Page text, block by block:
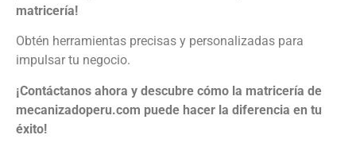
matricería!
Obtén herramientas precisas y personalizadas para
impulsar tu negocio.
¡Contáctanos ahora y descubre cómo la matricería de
mecanizadoperu.com puede hacer la diferencia en tu
éxito!